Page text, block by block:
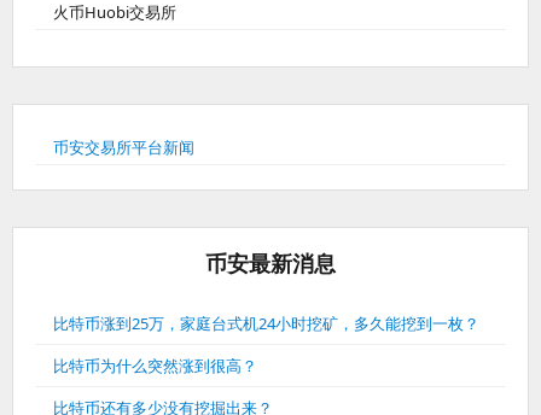
火币Huobi交易所
币安交易所平台新闻
币安最新消息
比特币涨到25万，家庭台式机24小时挖矿，多久能挖到一枚？
比特币为什么突然涨到很高？
比特币还有多少没有挖掘出来？